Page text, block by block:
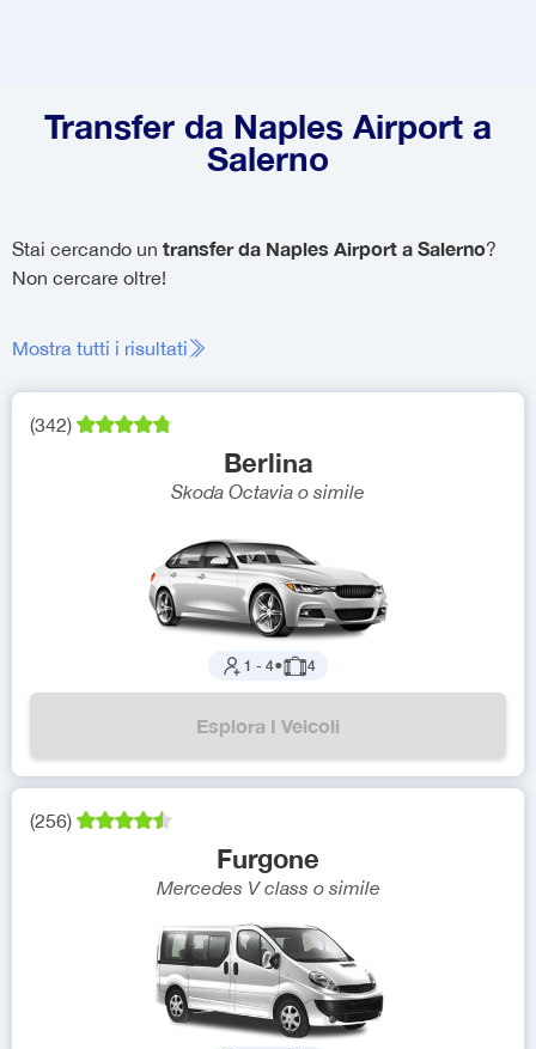
Transfer da Naples Airport a
Salerno
Stai cercando un transfer da Naples Airport a Salerno?
Non cercare oltre!
Mostra tutti i risultati
(342)
Berlina
Skoda Octavia o simile
1 - 4● 4
Esplora I Veicoli
(256)
Furgone
Mercedes V class o simile